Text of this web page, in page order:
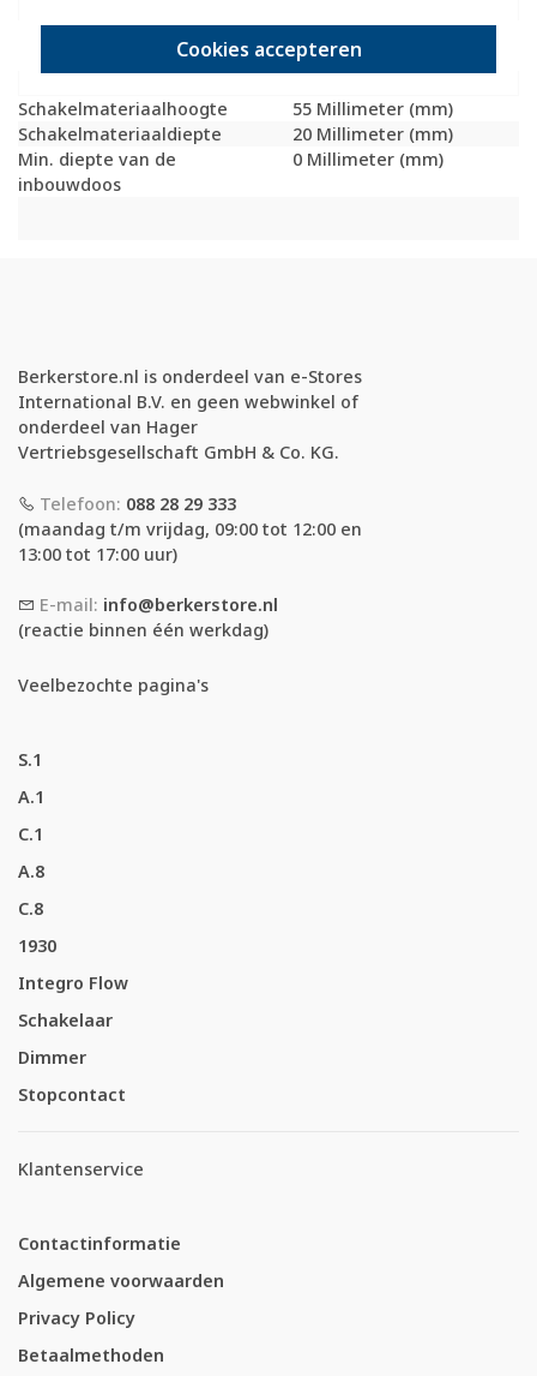
Cookies accepteren
beschermingsgraad (IP)
Schakelmateriaalhoogte
55 Millimeter (mm)
Schakelmateriaaldiepte
20 Millimeter (mm)
Min. diepte van de
inbouwdoos
0 Millimeter (mm)
Berkerstore.nl is onderdeel van e-Stores
International B.V. en geen webwinkel of
onderdeel van Hager
Vertriebsgesellschaft GmbH & Co. KG.
Telefoon: 088 28 29 333
(maandag t/m vrijdag, 09:00 tot 12:00 en
13:00 tot 17:00 uur)
E-mail: info@berkerstore.nl
(reactie binnen één werkdag)
Veelbezochte pagina's
S.1
A.1
C.1
A.8
C.8
1930
Integro Flow
Schakelaar
Dimmer
Stopcontact
Klantenservice
Contactinformatie
Algemene voorwaarden
Privacy Policy
Betaalmethoden